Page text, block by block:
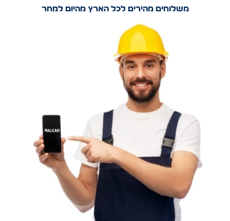
משלוחים מהירים לכל הארץ מהיום למחר